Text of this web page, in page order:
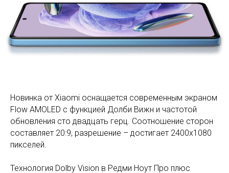
Новинка от Xiaomi оснащается современным экраном
Flow AMOLED с функцией Долби Вижн и частотой
обновления сто двадцать герц. Соотношение сторон
составляет 20:9, разрешение – достигает 2400х1080
пикселей.
Технология Dolby Vision в Редми Ноут Про плюс